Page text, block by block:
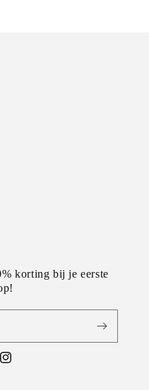
korting bij je eerste
Instagram